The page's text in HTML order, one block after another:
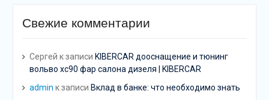
Свежие комментарии
Сергей к записи KIBERCAR дооснащение и тюнинг
вольво хс90 фар салона дизеля | KIBERCAR
admin к записи Вклад в банке: что необходимо знать